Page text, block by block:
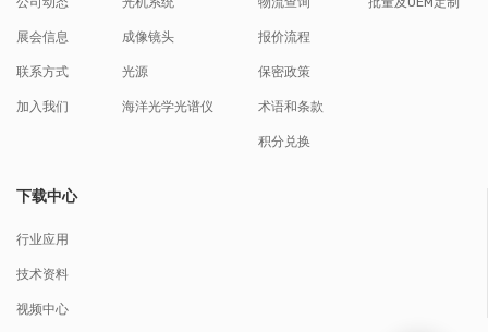
展会信息
联系方式
加入我们
成像镜头
光源
海洋光学光谱仪
报价流程
保密政策
术语和条款
积分兑换
下载中心
行业应用
技术资料
视频中心